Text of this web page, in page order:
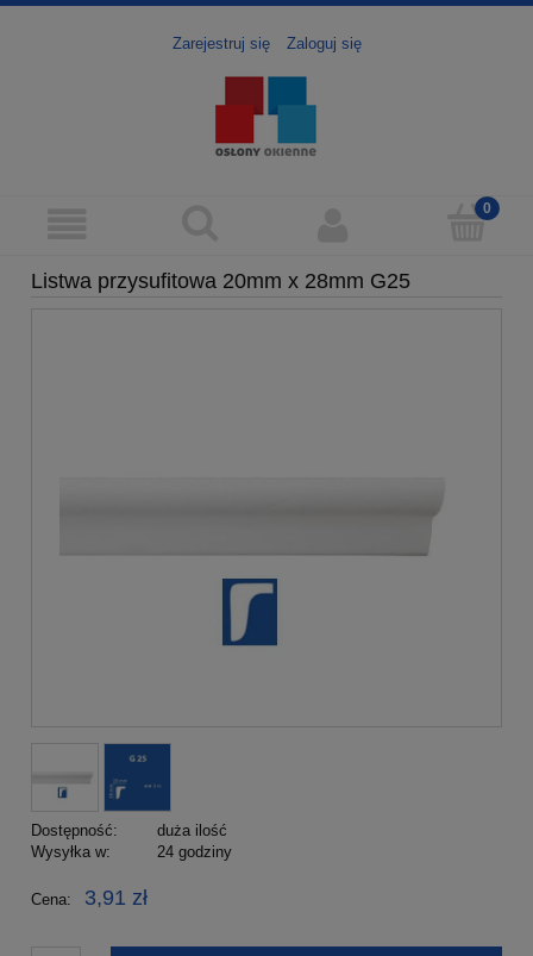
Zarejestruj się Zaloguj się
Listwa przysufitowa 20mm x 28mm G25
Dostępność:
duża ilość
Wysyłka w:
24 godziny
Cena: 3,91 zł